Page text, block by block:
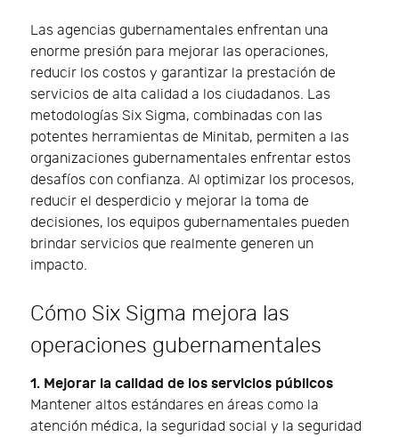
Las agencias gubernamentales enfrentan una
enorme presión para mejorar las operaciones,
reducir los costos y garantizar la prestación de
servicios de alta calidad a los ciudadanos. Las
metodologías Six Sigma, combinadas con las
potentes herramientas de Minitab, permiten a las
organizaciones gubernamentales enfrentar estos
desafíos con confianza. Al optimizar los procesos,
reducir el desperdicio y mejorar la toma de
decisiones, los equipos gubernamentales pueden
brindar servicios que realmente generen un
impacto.
Cómo Six Sigma mejora las
operaciones gubernamentales
1. Mejorar la calidad de los servicios públicos
Mantener altos estándares en áreas como la
atención médica, la seguridad social y la seguridad